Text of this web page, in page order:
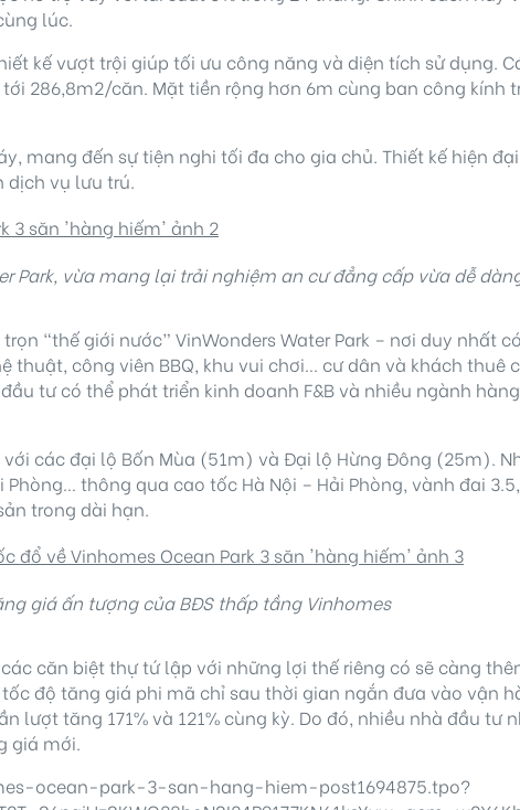
lúc.
kế vượt trội giúp tối ưu công năng và diện tích sử dụng.
286,8m2/căn. Mặt tiền rộng hơn 6m cùng ban công kính
mang đến sự tiện nghi tối đa cho gia chủ. Thiết kế hiện
dịch vụ lưu trú.
Park, vừa mang lại trải nghiệm an cư đẳng cấp vừa dễ
“thế giới nước” VinWonders Water Park – nơi duy nhất
công viên BBQ, khu vui chơi… cư dân và khách
tư có thể phát triển kinh doanh F&B và nhiều ngành
các đại lộ Bốn Mùa (51m) và Đại lộ Hừng Đông (25m).
Phòng… thông qua cao tốc Hà Nội – Hải Phòng, vành đai
trong dài hạn.
giá ấn tượng của BĐS thấp tầng Vinhomes
căn biệt thự tứ lập với những lợi thế riêng có sẽ càng
độ tăng giá phi mã chỉ sau thời gian ngắn đưa vào vận
lượt tăng 171% và 121% cùng kỳ. Do đó, nhiều nhà đầu
giá mới.
ocean-park-3-san-hang-hiem-post1694875.tpo?